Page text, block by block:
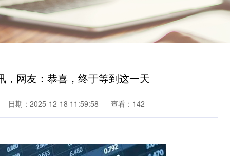
网友：恭喜，终于等到这一天
日期：2025-12-18 11:59:58 查看：142